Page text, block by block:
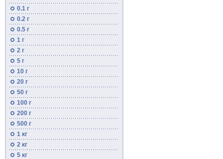
0.1 г
0.2 г
0.5 г
1 г
2 г
5 г
10 г
20 г
50 г
100 г
200 г
500 г
1 кг
2 кг
5 кг